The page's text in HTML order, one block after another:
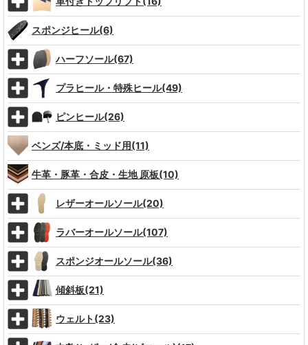
スポンジヒール(6)
ハーフソール(67)
プラヒール・特殊ヒール(49)
ピンヒール(26)
ベンズ/本底・ミッド用(11)
牛革・豚革・合皮・生地 原板(10)
レザーオールソール(20)
ラバーオールソール(107)
スポンジオールソール(36)
傾斜板(21)
ウェルト(23)